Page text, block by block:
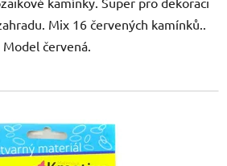
Mix 16 červených kamínků..
Model červená.